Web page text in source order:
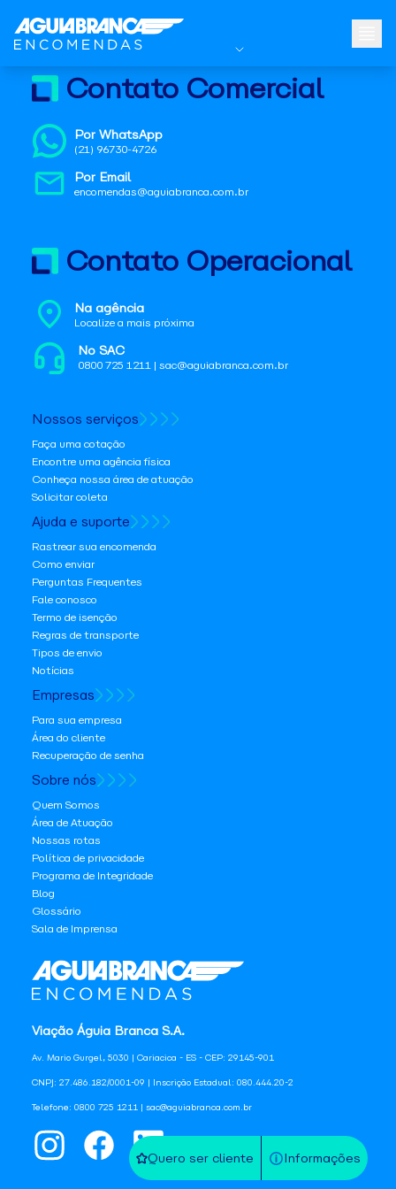
Quero ser cliente Informações
Viação Águia Branca S.A.
Av. Mario Gurgel, 5030 | Cariacica - ES - CEP: 29145-901
CNPJ: 27.486.182/0001-09 | Inscrição Estadual: 080.444.20-2
Telefone: 0800 725 1211 | sac@aguiabranca.com.br
Contato Comercial
Por WhatsApp
(21) 96730-4726
Por Email
encomendas@aguiabranca.com.br
Contato Operacional
Na agência
Localize a mais próxima
No SAC
0800 725 1211 | sac@aguiabranca.com.br
Nossos serviços
Faça uma cotação
Encontre uma agência física
Conheça nossa área de atuação
Solicitar coleta
Ajuda e suporte
Rastrear sua encomenda
Como enviar
Perguntas Frequentes
Fale conosco
Termo de isenção
Regras de transporte
Tipos de envio
Notícias
Empresas
Para sua empresa
Área do cliente
Recuperação de senha
Sobre nós
Quem Somos
Área de Atuação
Nossas rotas
Política de privacidade
Programa de Integridade
Blog
Glossário
Sala de Imprensa